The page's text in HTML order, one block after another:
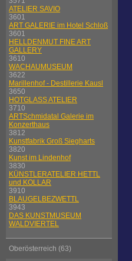
ATELIER SAVIO
3601
ART GALERIE im Hotel Schloß
3601
HELLDENMUT FINE ART
GALLERY
3610
WACHAUMUSEUM
3622
Marillenhof - Destillerie Kausl
3650
HOTGLASS ATELIER
3710
ARTSchmidatal Galerie im
Konzerthaus
3812
Kunstfabrik Groß Siegharts
3820
Kunst im Lindenhof
3830
KÜNSTLERATELIER HETTL
und KOLLAR
3910
BLAUGELBEZWETTL
3943
DAS KUNSTMUSEUM
WALDVIERTEL
Oberösterreich (63)